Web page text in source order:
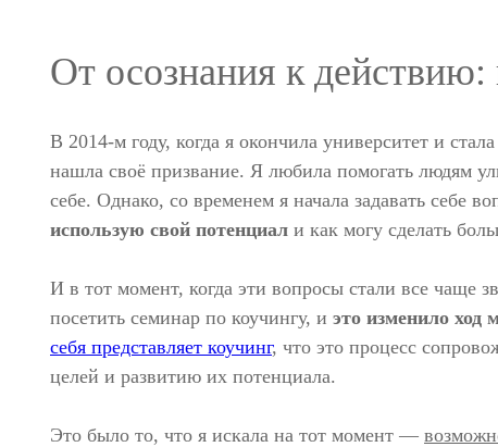
От осознания к
В 2014-м году, когда я окончила университет и
нашла своё призвание. Я любила помогать людям
себе. Однако, со временем я начала задавать себе
использую свой потенциал и как могу сделать
И в тот момент, когда эти вопросы стали все чаще
посетить семинар по коучингу, и это изменило ход
себя представляет коучинг, что это процесс
целей и развитию их потенциала.
Это было то, что я искала на тот момент —